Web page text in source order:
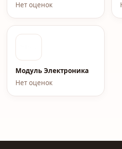
Нет оценок
Модуль Электроника
Нет оценок